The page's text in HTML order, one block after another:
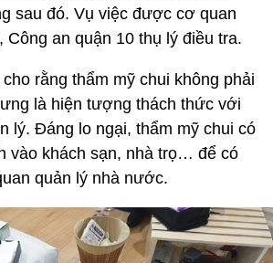
sau đó. Vụ việc được cơ quan
Công an quận 10 thụ lý điều tra.
rằng thẩm mỹ chui không phải
là hiện tượng thách thức với
lý. Đáng lo ngại, thẩm mỹ chui có
vào khách sạn, nhà trọ… để có
quản lý nhà nước.